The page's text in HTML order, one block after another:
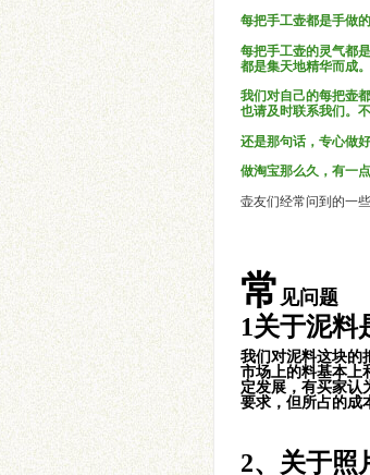
西施-铁观音小品
子冶石瓢小品
每把手工壶都是手做
每把手工壶的灵气都
都是集天地精华而成
我们对自己的每把壶
也请及时联系我们。
还是那句话，专心做
做淘宝那么久，有一
壶友们经常问到的一
常 见问题
1关于泥料
我们对泥料这块的
市场上的料基本上
定发展，有买家认
要求，但所占的成
2、关于照